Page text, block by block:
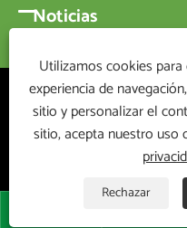
Noticias
Copyright © 2020 Ningbo
Ltd. Todos
Links | Sitemap | RSS
Utilizamos cookies
experiencia de
sitio y personalizar el
sitio, acepta nuestro uso
Rechazar